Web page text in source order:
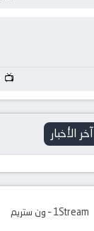
آخر الأخبار
1Stream – ون ستريم